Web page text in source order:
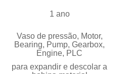
1 ano
Vaso de pressão, Motor,
Bearing, Pump, Gearbox,
Engine, PLC
para expandir e descolar a